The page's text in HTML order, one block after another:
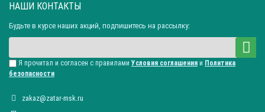
НАШИ КОНТАКТЫ
Будьте в курсе наших акций, подпишитесь на рассылку:
Я прочитал и согласен с правилами Условия соглашения и Политика
безопасности
zakaz@zatar-msk.ru